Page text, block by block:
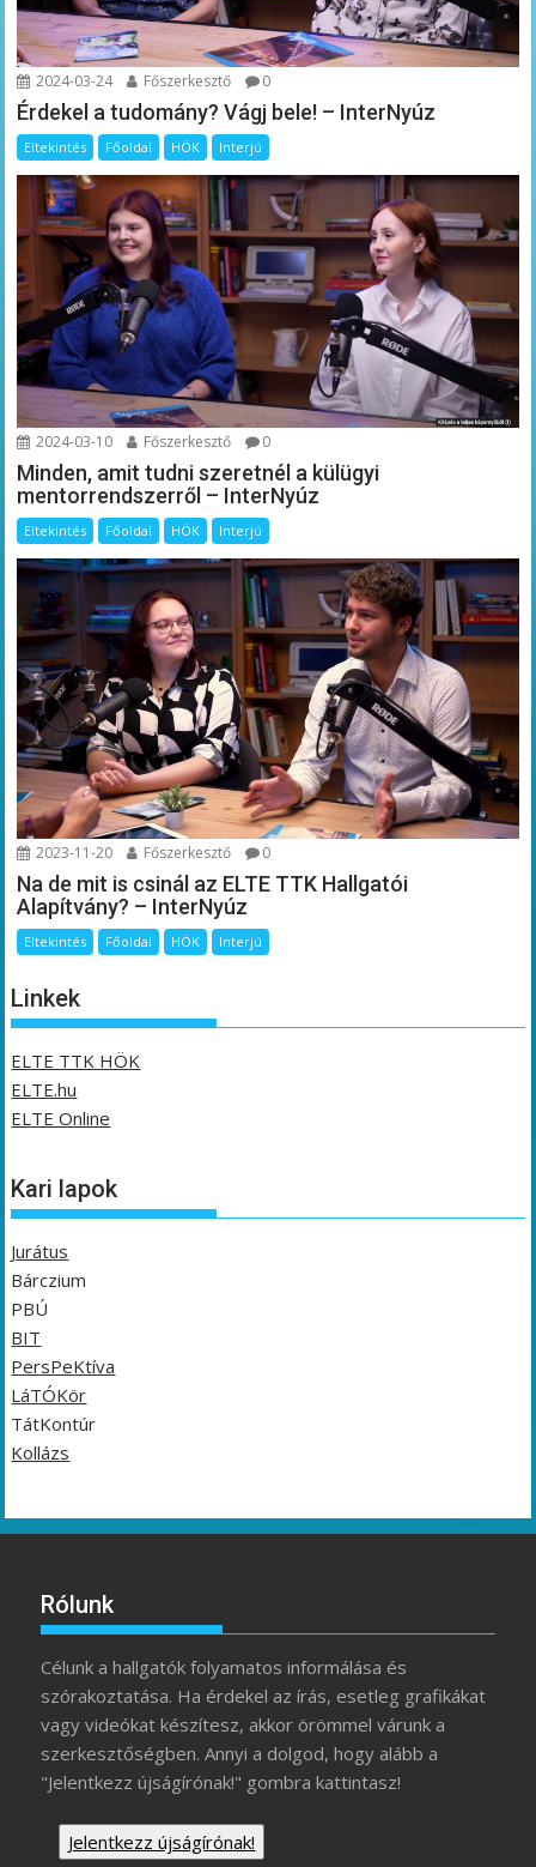
2024-03-24 Főszerkesztő 0
Érdekel a tudomány? Vágj bele! – InterNyúz
Eltekintés Főoldal HÖK Interjú
2024-03-10 Főszerkesztő 0
Minden, amit tudni szeretnél a külügyi
mentorrendszerről – InterNyúz
Eltekintés Főoldal HÖK Interjú
2023-11-20 Főszerkesztő 0
Na de mit is csinál az ELTE TTK Hallgatói
Alapítvány? – InterNyúz
Eltekintés Főoldal HÖK Interjú
Linkek
ELTE TTK HÖK
ELTE.hu
ELTE Online
Kari lapok
Jurátus
Bárczium
PBÚ
BIT
PersPeKtíva
LáTÓKör
TátKontúr
Kollázs
Rólunk
Célunk a hallgatók folyamatos informálása és
szórakoztatása. Ha érdekel az írás, esetleg grafikákat
vagy videókat készítesz, akkor örömmel várunk a
szerkesztőségben. Annyi a dolgod, hogy alább a
"Jelentkezz újságírónak!" gombra kattintasz!
Jelentkezz újságírónak!